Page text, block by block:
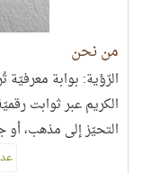
من نحن
الرّؤية: بوابة
الكريم عبر ثوابت
التحيّز إلى مذهب، أو
يمتاز بالصّدق،